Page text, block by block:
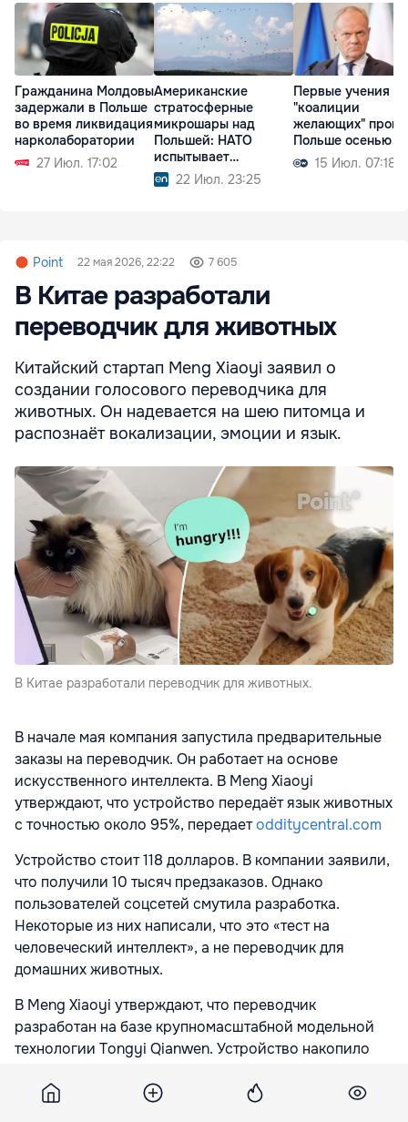
Гражданина Молдовы
задержали в Польше
во время ликвидация
нарколаборатории
27 Июл. 17:02
Американские
стратосферные
микрошары над
Польшей: НАТО
испытывает
технологии будущего
22 Июл. 23:25
Первые учения
"коалиции
желающих"
Польше осенью
15 Июл. 07:18
Point 22 мая 2026, 22:22 7 605
В Китае разработали
переводчик для животных
Китайский стартап Meng Xiaoyi заявил о
создании голосового переводчика для
животных. Он надевается на шею питомца и
распознаёт вокализации, эмоции и язык.
В Китае разработали переводчик для животных.
В начале мая компания запустила предварительные
заказы на переводчик. Он работает на основе
искусственного интеллекта. В Meng Xiaoyi
утверждают, что устройство передаёт язык животных
с точностью около 95%, передаетodditycentral.com
Устройство стоит 118 долларов. В компании заявили,
что получили 10 тысяч предзаказов. Однако
пользователей соцсетей смутила разработка.
Некоторые из них написали, что это «тест на
человеческий интеллект», а не переводчик для
домашних животных.
В Meng Xiaoyi утверждают, что переводчик
разработан на базе крупномасштабной модельной
технологии Tongyi Qianwen. Устройство накопило
животных. При этом никаких тестов или